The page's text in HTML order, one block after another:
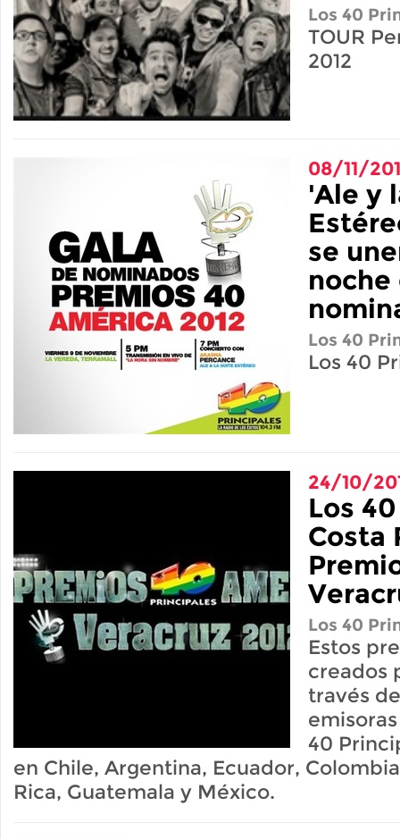
Los 40
TOUR
2012
08/11/
'Ale y
se
noche
Los 40
Los 40
24/10/
Los
Costa
Los 40
Estos
creados
través
40
en Chile, Argentina, Ecuador,
Rica, Guatemala y México.